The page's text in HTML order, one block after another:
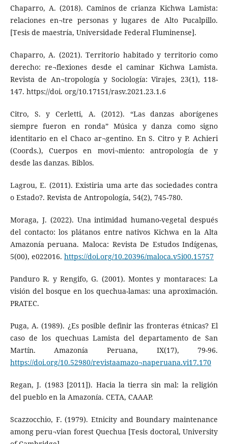
Chaparro, A. (2018). Caminos de crianza Kichwa Lamista:
relaciones en¬tre personas y lugares de Alto Pucalpillo.
[Tesis de maestría, Universidade Federal Fluminense].
Chaparro, A. (2021). Territorio habitado y territorio como
derecho: re¬flexiones desde el caminar Kichwa Lamista.
Revista de An¬tropología y Sociología: Virajes, 23(1), 118-
147. https://doi. org/10.17151/rasv.2021.23.1.6
Citro, S. y Cerletti, A. (2012). “Las danzas aborígenes
siempre fueron en ronda” Música y danza como signo
identitario en el Chaco ar¬gentino. En S. Citro y P. Achieri
(Coords.), Cuerpos en movi¬miento: antropología de y
desde las danzas. Biblos.
Lagrou, E. (2011). Existiria uma arte das sociedades contra
o Estado?. Revista de Antropología, 54(2), 745-780.
Moraga, J. (2022). Una intimidad humano-vegetal después
del contacto: los plátanos entre nativos Kichwa en la Alta
Amazonía peruana. Maloca: Revista De Estudos Indígenas,
5(00), e022016. https://doi.org/10.20396/maloca.v5i00.15757
Panduro R. y Rengifo, G. (2001). Montes y montaraces: La
visión del bosque en los quechua-lamas: una aproximación.
PRATEC.
Puga, A. (1989). ¿Es posible definir las fronteras étnicas? El
caso de los quechuas Lamista del departamento de San
Martín. Amazonía Peruana, IX(17), 79-96.
https://doi.org/10.52980/revistaamazo¬naperuana.vi17.170
Regan, J. (1983 [2011]). Hacia la tierra sin mal: la religión
del pueblo en la Amazonía. CETA, CAAAP.
Scazzocchio, F. (1979). Etnicity and Boundary maintenance
among peru¬vian forest Quechua [Tesis doctoral, University